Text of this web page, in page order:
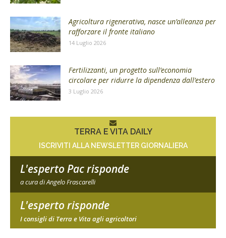
Agricoltura rigenerativa, nasce un’alleanza per
rafforzare il fronte italiano
14 Luglio 2026
Fertilizzanti, un progetto sull’economia
circolare per ridurre la dipendenza dall’estero
3 Luglio 2026
TERRA E VITA DAILY
ISCRIVITI ALLA NEWSLETTER GIORNALIERA
L'esperto Pac risponde
a cura di Angelo Frascarelli
L'esperto risponde
I consigli di Terra e Vita agli agricoltori